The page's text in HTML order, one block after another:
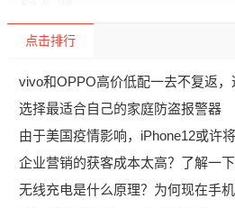
点击排行
vivo和OPPO高价低配一去不复返，
选择最适合自己的家庭防盗报警器
由于美国疫情影响，iPhone12或许将
企业营销的获客成本太高？了解一
无线充电是什么原理？为何现在手